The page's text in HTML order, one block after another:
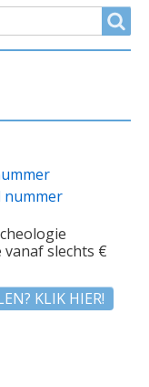
nummer
vanaf slechts €
KLIK HIER!